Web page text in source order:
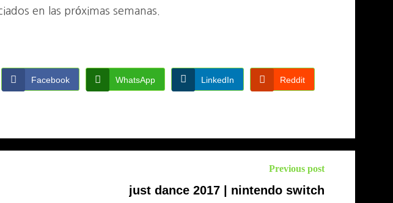
en las próximas semanas.
Facebook WhatsApp LinkedIn Reddit
Previous post
just dance 2017 | nintendo switch